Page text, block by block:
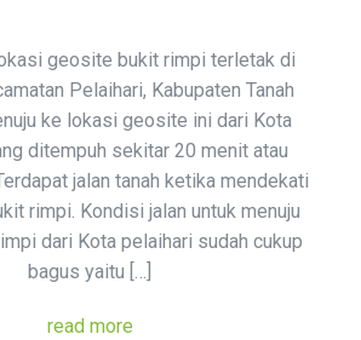
geosite bukit rimpi terletak di
Pelaihari, Kabupaten Tanah
ke lokasi geosite ini dari Kota
ditempuh sekitar 20 menit atau
jalan tanah ketika mendekati
rimpi. Kondisi jalan untuk menuju
dari Kota pelaihari sudah cukup
bagus yaitu […]
read more